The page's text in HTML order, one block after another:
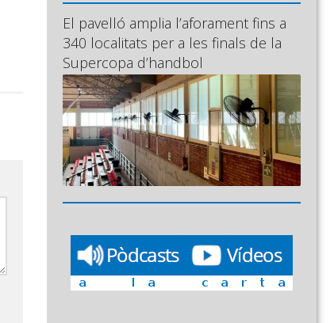
El pavelló amplia l’aforament fins a
340 localitats per a les finals de la
Supercopa d’handbol